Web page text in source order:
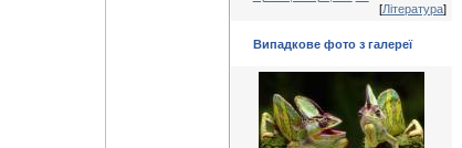
[Література]
Випадкове фото з галереї